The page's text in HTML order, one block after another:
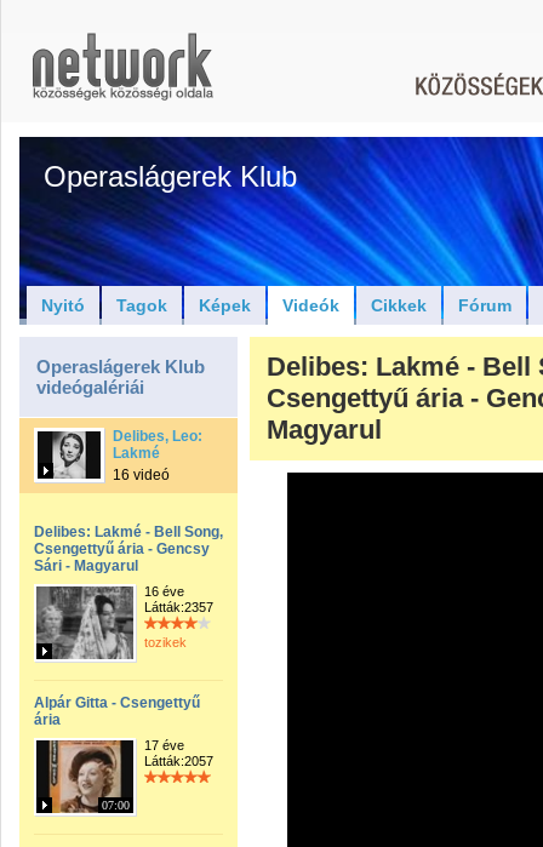
Operaslágerek Klub
Nyitó Tagok Képek Videók Cikkek Fórum
Operaslágerek Klub
videógalériái
Delibes, Leo:
Lakmé
16 videó
Delibes: Lakmé - Bell Song,
Csengettyű ária - Gencsy
Sári - Magyarul
16 éve
Látták:2357
tozikek
Alpár Gitta - Csengettyű
ária
07:00
17 éve
Látták:2057
Delibes: Lakmé - Bell
Csengettyű ária -
Magyarul